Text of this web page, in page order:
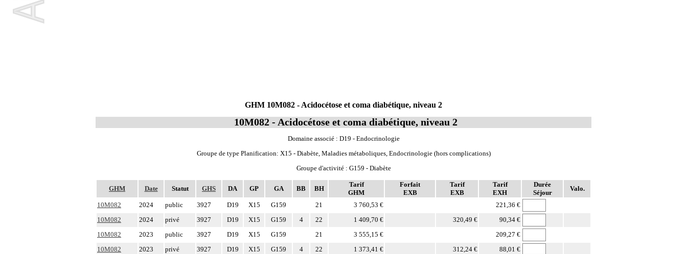
GHM Date Statut GHS DA GP GA BB BH
Tarif
GHM
Forfait
EXB
Tarif
EXB
Tarif
EXH
Durée
Séjour
Valo.
10M082 2024 public 3927 D19 X15 G159 21 3 760,53 €
221,36 €
10M082
2024 privé 3927 D19 X15 G159 4 22 1 409,70 € 320,49 €
90,34 €
10M082
2023 public 3927 D19 X15 G159 21 3 555,15 €
209,27 €
10M082
2023 privé 3927 D19 X15 G159 4 22 1 373,41 € 312,24 €
88,01 €
GHM 10M082 - Acidocétose et coma diabétique, niveau 2
10M082 - Acidocétose et coma diabétique, niveau 2
Domaine associé : D19 - Endocrinologie
Groupe de type Planification: X15 - Diabète, Maladies métaboliques, Endocrinologie (hors complications)
Groupe d'activité : G159 - Diabète